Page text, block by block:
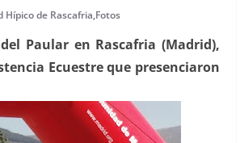
Hípico de Rascafria,Fotos
Paular en Rascafria (Madrid),
Ecuestre que presenciaron